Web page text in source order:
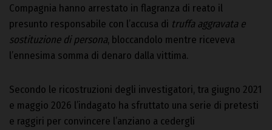
Compagnia hanno arrestato in flagranza di reato il
presunto responsabile con l’accusa di truffa aggravata e
sostituzione di persona, bloccandolo mentre riceveva
l’ennesima somma di denaro dalla vittima.
Secondo le ricostruzioni degli investigatori, tra giugno 2021
e maggio 2026 l’indagato ha sfruttato una serie di pretesti
e raggiri per convincere l’anziano a cedergli